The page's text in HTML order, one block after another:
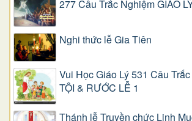
277 Câu Trắc Nghiệm GIÁO
Nghi thức lễ Gia Tiên
Vui Học Giáo Lý 531 Câu
TỘI & RƯỚC LỄ 1
Thánh lễ Truyền chức Linh